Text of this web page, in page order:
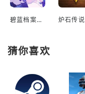
碧蓝档案国际服 炉石传说
猜你喜欢